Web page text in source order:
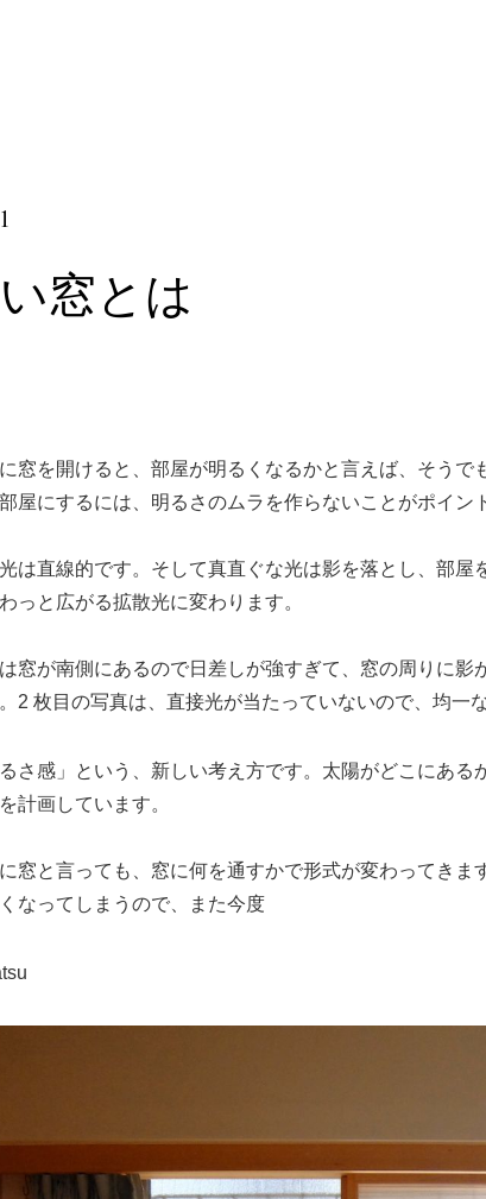
窓とは
窓を開けると、部屋が明るくなるかと言えば、そうで
屋にするには、明るさのムラを作らないことがポイン
は直線的です。 そして真直ぐな光は影を落とし、部屋
っと広がる拡散光に変わります。
窓が南側にあるので日差しが強すぎて、窓の周りに影
2 枚目の写真は、直接光が当たっていないので、 均一
さ感」という、新しい考え方です。 太陽がどこにある
計画しています。
窓と言っても、窓に何を通すかで形式が変わってきま
なってしまうので、また今度